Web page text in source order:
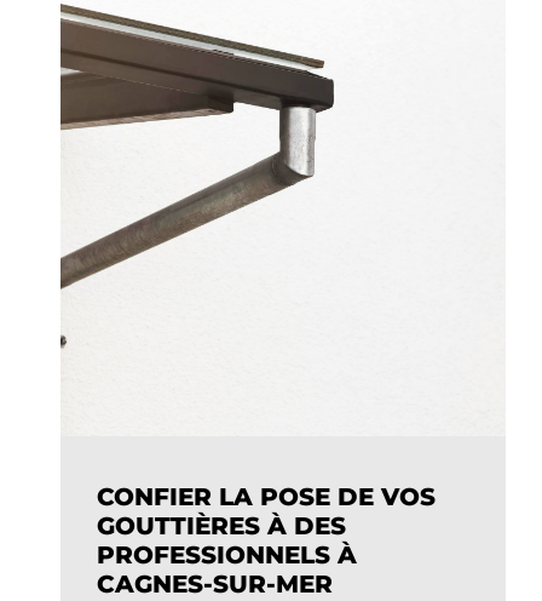
CONFIER LA POSE DE VOS
GOUTTIÈRES À DES
PROFESSIONNELS À
CAGNES-SUR-MER